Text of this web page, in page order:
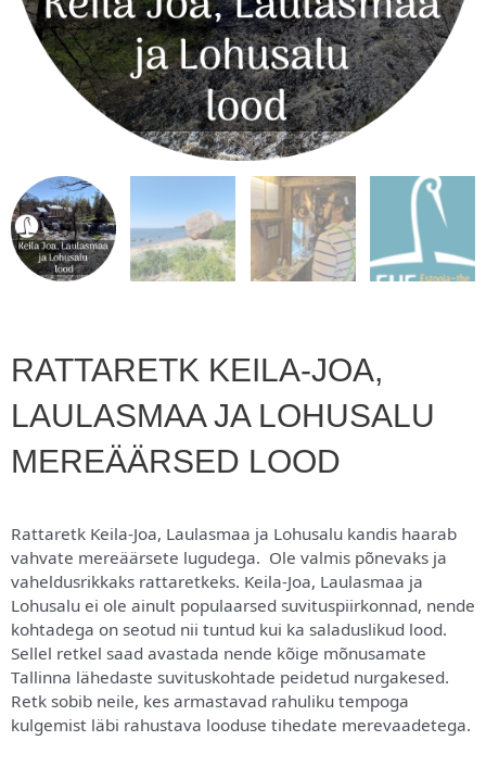
RATTARETK KEILA-JOA,
LAULASMAA JA LOHUSALU
MEREÄÄRSED LOOD
Rattaretk Keila-Joa, Laulasmaa ja Lohusalu kandis haarab
vahvate mereäärsete lugudega. Ole valmis põnevaks ja
vaheldusrikkaks rattaretkeks. Keila-Joa, Laulasmaa ja
Lohusalu ei ole ainult populaarsed suvituspiirkonnad, nende
kohtadega on seotud nii tuntud kui ka saladuslikud lood.
Sellel retkel saad avastada nende kõige mõnusamate
Tallinna lähedaste suvituskohtade peidetud nurgakesed.
Retk sobib neile, kes armastavad rahuliku tempoga
kulgemist läbi rahustava looduse tihedate merevaadetega.